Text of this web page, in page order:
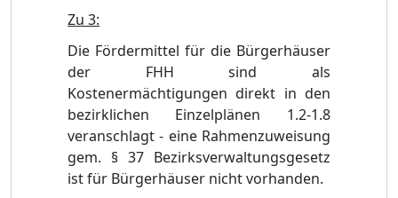
Zu 3:
Die Fördermittel für die Bürgerhäuser
der FHH sind als
Kostenermächtigungen direkt in den
bezirklichen Einzelplänen 1.2-1.8
veranschlagt - eine Rahmenzuweisung
gem. § 37 Bezirksverwaltungsgesetz
ist für Bürgerhäuser nicht vorhanden.